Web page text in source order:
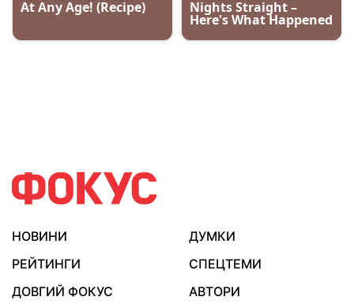
НОВИНИ
ДУМКИ
РЕЙТИНГИ
СПЕЦТЕМИ
ДОВГИЙ ФОКУС
АВТОРИ